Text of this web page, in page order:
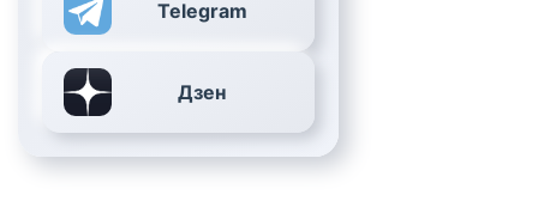
Telegram
Дзен